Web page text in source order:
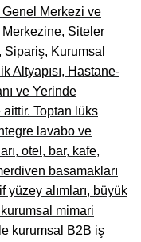
Merkezi ve
Siteler
Kurumsal
Altyapısı, Hastane-
ve Yerinde
Toptan lüks
lavabo ve
otel, bar, kafe,
basamakları
alımları, büyük
mimari
kurumsal B2B iş